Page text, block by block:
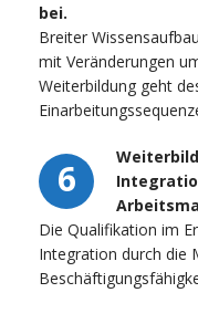
bei.
Breiter
mit Veränderungen
Weiterbildung geht
6
Die Qualifikation im
Integration durch die